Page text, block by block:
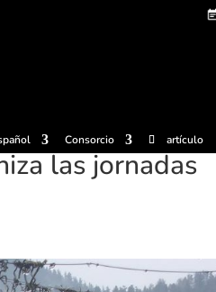
Consorcio artículo
las jornadas